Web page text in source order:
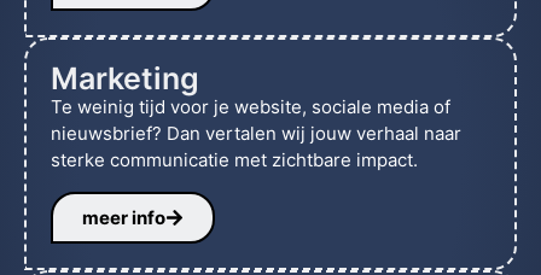
Marketing
Te weinig tijd voor je website, sociale media of
nieuwsbrief? Dan vertalen wij jouw verhaal naar
sterke communicatie met zichtbare impact.
meer info